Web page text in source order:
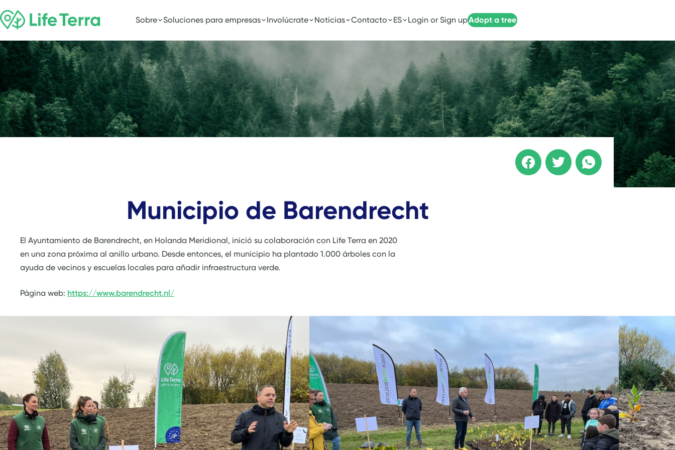
Sobre Soluciones para empresas Involúcrate Noticias Contacto ES Login or Sign upAdopt a tree
Municipio de Barendrecht
El Ayuntamiento de Barendrecht, en Holanda Meridional, inició su colaboración con Life Terra en 2020
en una zona próxima al anillo urbano. Desde entonces, el municipio ha plantado 1.000 árboles con la
ayuda de vecinos y escuelas locales para añadir infraestructura verde.
Página web: https://www.barendrecht.nl/